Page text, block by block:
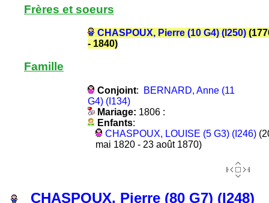
Frères et soeurs
CHASPOUX, Pierre (10 G4) (I250)
- 1840)
Famille
Conjoint:
BERNARD, Anne (11
G4) (I134)
Mariage: 1806 :
Enfants:
CHASPOUX, LOUISE (5 G3) (I246)
mai 1820 - 23 août 1870)
CHASPOUX, Pierre (80 G7) (I248)